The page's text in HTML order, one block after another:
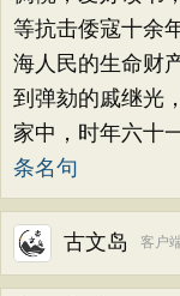
等抗击倭寇十余
海人民的生命财
到弹劾的戚继光
家中，时年六十
条名句
古文岛 客户